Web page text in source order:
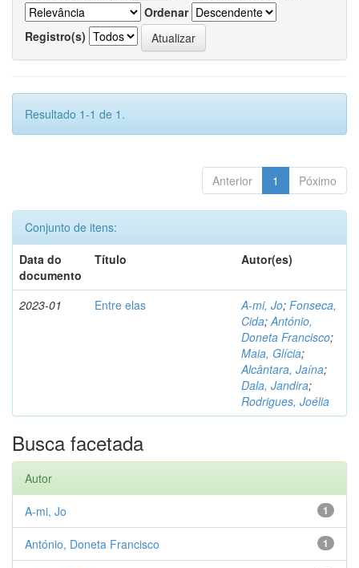
Ordenar
Registro(s)
Resultado 1-1 de 1.
Anterior 1 Póximo
Conjunto de itens:
Data do
documento
Título Autor(es)
2023-01 Entre elas A-mi, Jo; Fonseca,
Cida;António,
Doneta Francisco;
Maia, Glícia;
Alcântara, Jaína;
Dala, Jandira;
Rodrigues, Joélia
Busca facetada
Autor
1
A-mi, Jo
1
António, Doneta Francisco